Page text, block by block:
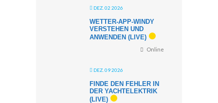
DEZ. 02 2026
WETTER-APP-WINDY
VERSTEHEN UND
ANWENDEN (LIVE)
Online
DEZ. 09 2026
FINDE DEN FEHLER IN
DER YACHTELEKTRIK
(LIVE)